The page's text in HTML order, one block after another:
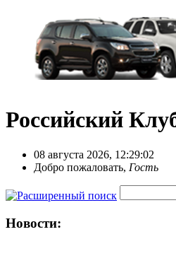
Российский
08 августа 2026, 12:29:02
Добро пожаловать, Гость
Новости: